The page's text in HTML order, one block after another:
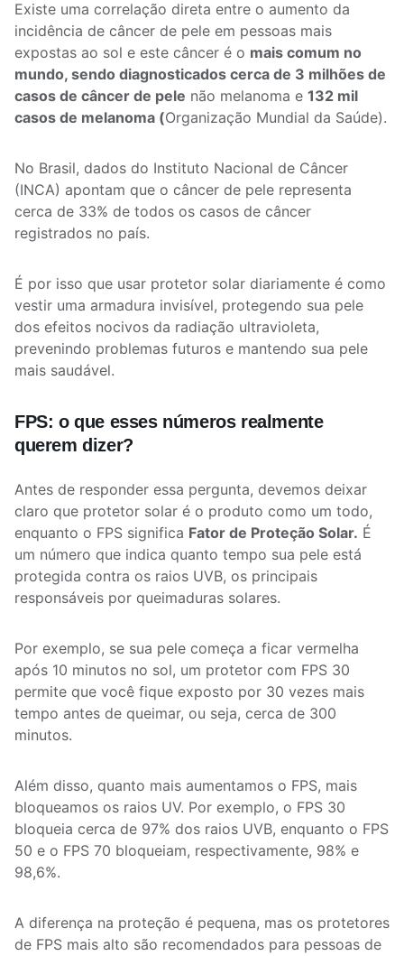
Existe uma correlação direta entre o aumento da
incidência de câncer de pele em pessoas mais
expostas ao sol e este câncer é o mais comum no
mundo, sendo diagnosticados cerca de 3 milhões de
casos de câncer de pele não melanoma e 132 mil
casos de melanoma (Organização Mundial da Saúde).
No Brasil, dados do Instituto Nacional de Câncer
(INCA) apontam que o câncer de pele representa
cerca de 33% de todos os casos de câncer
registrados no país.
É por isso que usar protetor solar diariamente é como
vestir uma armadura invisível, protegendo sua pele
dos efeitos nocivos da radiação ultravioleta,
prevenindo problemas futuros e mantendo sua pele
mais saudável.
FPS: o que esses números realmente
querem dizer?
Antes de responder essa pergunta, devemos deixar
claro que protetor solar é o produto como um todo,
enquanto o FPS significa Fator de Proteção Solar. É
um número que indica quanto tempo sua pele está
protegida contra os raios UVB, os principais
responsáveis por queimaduras solares.
Por exemplo, se sua pele começa a ficar vermelha
após 10 minutos no sol, um protetor com FPS 30
permite que você fique exposto por 30 vezes mais
tempo antes de queimar, ou seja, cerca de 300
minutos.
Além disso, quanto mais aumentamos o FPS, mais
bloqueamos os raios UV. Por exemplo, o FPS 30
bloqueia cerca de 97% dos raios UVB, enquanto o FPS
50 e o FPS 70 bloqueiam, respectivamente, 98% e
98,6%.
A diferença na proteção é pequena, mas os protetores
de FPS mais alto são recomendados para pessoas de